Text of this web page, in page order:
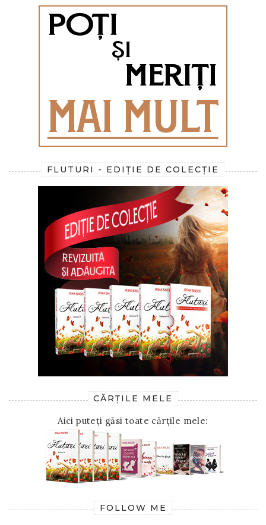
FLUTURI - EDIȚIE DE COLECȚIE
CĂRȚILE MELE
Aici puteți găsi toate cărțile mele:
FOLLOW ME